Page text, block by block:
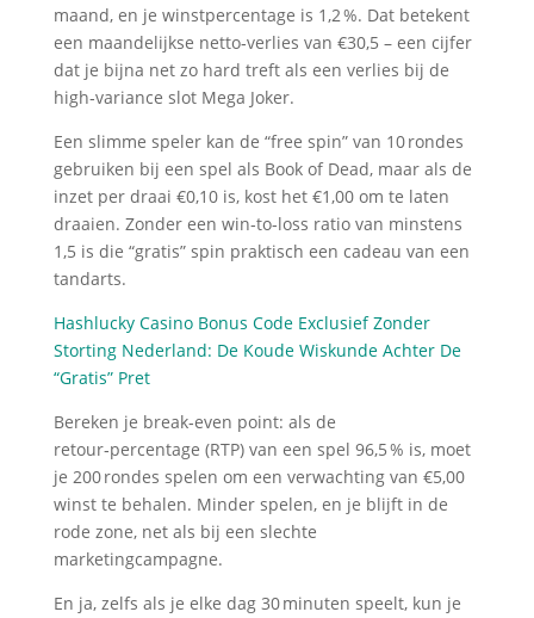
maand, en je winstpercentage is 1,2 %. Dat betekent
een maandelijkse netto‑verlies van €30,5 – een cijfer
dat je bijna net zo hard treft als een verlies bij de
high‑variance slot Mega Joker.
Een slimme speler kan de “free spin” van 10 rondes
gebruiken bij een spel als Book of Dead, maar als de
inzet per draai €0,10 is, kost het €1,00 om te laten
draaien. Zonder een win‑to‑loss ratio van minstens
1,5 is die “gratis” spin praktisch een cadeau van een
tandarts.
Hashlucky Casino Bonus Code Exclusief Zonder
Storting Nederland: De Koude Wiskunde Achter De
“Gratis” Pret
Bereken je break‑even point: als de
retour‑percentage (RTP) van een spel 96,5 % is, moet
je 200 rondes spelen om een verwachting van €5,00
winst te behalen. Minder spelen, en je blijft in de
rode zone, net als bij een slechte
marketingcampagne.
En ja, zelfs als je elke dag 30 minuten speelt, kun je